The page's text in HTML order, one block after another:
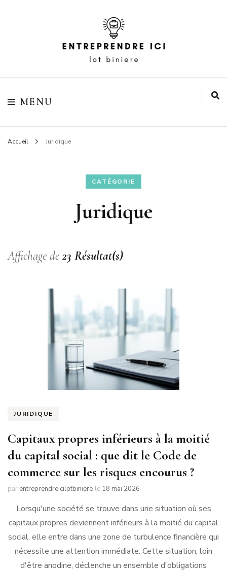
Entreprendre ici lot
MENU
Accueil Juridique
CATÉGORIE
Juridique
Affichage de 23 Résultat(s)
JURIDIQUE
Capitaux propres inférieurs à la moitié
du capital social : que dit le Code de
commerce sur les risques encourus ?
par entreprendreicilotbiniere le 18 mai 2026
Lorsqu'une société se trouve dans une situation où ses
capitaux propres deviennent inférieurs à la moitié du capital
social, elle entre dans une zone de turbulence financière qui
nécessite une attention immédiate. Cette situation, loin
d'être anodine, déclenche un ensemble d'obligations